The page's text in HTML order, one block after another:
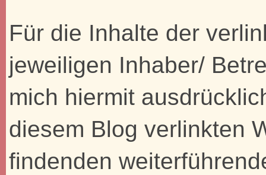
Für die Inhalte der
jeweiligen Inhaber/
mich hiermit
diesem Blog verlinkten
findenden